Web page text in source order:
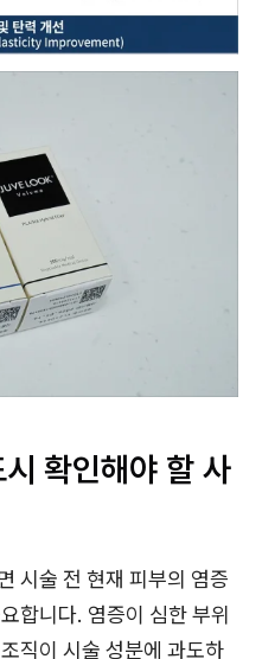
확인해야 할 사
시술 전 현재 피부의 염증
합니다. 염증이 심한 부위
직이 시술 성분에 과도하